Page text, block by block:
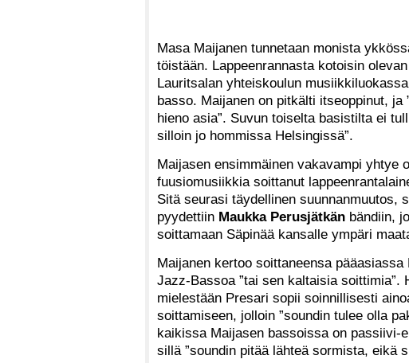
Masa Maijanen tunnetaan monista
töistään. Lappeenrannasta kotoisin
Lauritsalan yhteiskoulun
basso. Maijanen on pitkälti itseoppinut,
hieno asia”. Suvun toiselta basistilta ei
silloin jo hommissa Helsingissä”.
Maijasen ensimmäinen vakavampi yhtye
fuusiomusiikkia soittanut
Sitä seurasi täydellinen suunnanmuutos,
pyydettiin Maukka Perusjätkän bändiin,
soittamaan Säpinää kansalle ympäri
Maijanen kertoo soittaneensa pääasiassa
Jazz-Bassoa ”tai sen kaltaisia soittimia”.
mielestään Presari sopii soinnillisesti
soittamiseen, jolloin ”soundin tulee olla
kaikissa Maijasen bassoissa on passiivi-
sillä ”soundin pitää lähteä sormista, eikä